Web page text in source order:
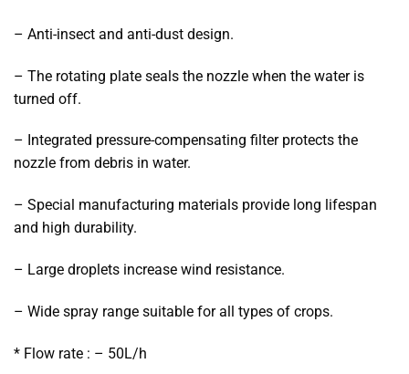
– Anti-insect and anti-dust design.
– The rotating plate seals the nozzle when the water is
turned off.
– Integrated pressure-compensating filter protects the
nozzle from debris in water.
– Special manufacturing materials provide long lifespan
and high durability.
– Large droplets increase wind resistance.
– Wide spray range suitable for all types of crops.
* Flow rate : – 50L/h